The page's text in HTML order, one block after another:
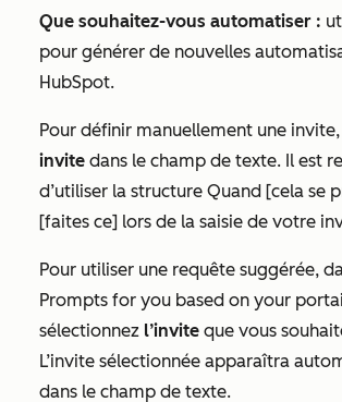
Que souhaitez-vous automatiser :
pour générer de nouvelles
HubSpot.
Pour définir manuellement une invite,
invite dans le champ de texte. Il est
d’utiliser la structure Quand [cela se
[faites ce] lors de la saisie de votre
Pour utiliser une requête suggérée,
Prompts for you based on your
sélectionnez l’invite que vous
L’invite sélectionnée apparaîtra
dans le champ de texte.